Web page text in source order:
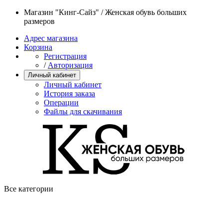
Магазин "Кинг-Сайз" / Женская обувь больших
размеров
Адрес магазина
Корзина
Регистрация
/ Авторизация
Личный кабинет
Личный кабинет
История заказа
Операции
Файлы для скачивания
Все категории